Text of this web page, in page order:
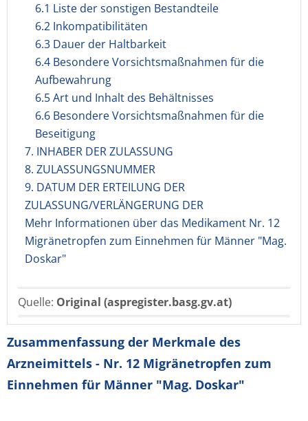
6.1 Liste der sonstigen Bestandteile
6.2 Inkompatibilitäten
6.3 Dauer der Haltbarkeit
6.4 Besondere Vorsichtsmaßnahmen für die
Aufbewahrung
6.5 Art und Inhalt des Behältnisses
6.6 Besondere Vorsichtsmaßnahmen für die
Beseitigung
7. INHABER DER ZULASSUNG
8. ZULASSUNGSNUMMER
9. DATUM DER ERTEILUNG DER
ZULASSUNG/VERLÄNGERUNG DER
Mehr Informationen über das Medikament Nr. 12
Migränetropfen zum Einnehmen für Männer "Mag.
Doskar"
Quelle: Original (aspregister.basg.gv.at)
Zusammenfassung der Merkmale des
Arzneimittels - Nr. 12 Migränetropfen zum
Einnehmen für Männer "Mag. Doskar"